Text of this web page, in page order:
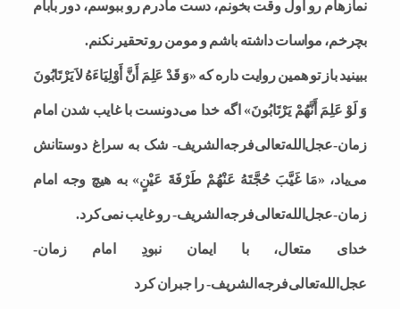
نمازهام رو اول وقت بخونم، دست مادرم رو ببوسم، دور بابام
بچرخم، مواسات داشته باشم و مومن رو تحقیر نکنم.
ببینید باز تو همین روایت داره که «وَ قَدْ عَلِمَ أَنَّ أَوْلِيَاءَهُ لاَ يَرْتَابُونَ
وَ لَوْ عَلِمَ أَنَّهُمْ يَرْتَابُونَ» اگه خدا می‌دونست با غایب شدن امام
زمان-عجل‌الله‌تعالی‌فرجه‌الشریف- شک به سراغ دوستانش
می‌یاد، «مَا غَيَّبَ حُجَّتَهُ عَنْهُمْ طَرْفَةَ عَيْنٍ» به هیچ وجه امام
زمان-عجل‌الله‌تعالی‌فرجه‌الشریف- رو غایب نمی‌کرد.
خدای متعال، با ایمان نبودِ امام زمان-
عجل‌الله‌تعالی‌فرجه‌الشریف- را جبران کرد